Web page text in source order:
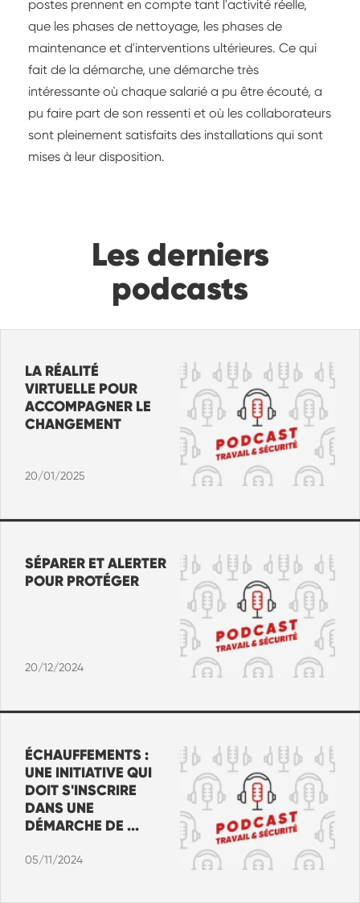
postes prennent en compte tant l'activité réelle,
que les phases de nettoyage, les phases de
maintenance et d'interventions ultérieures. Ce qui
fait de la démarche, une démarche très
intéressante où chaque salarié a pu être écouté, a
pu faire part de son ressenti et où les collaborateurs
sont pleinement satisfaits des installations qui sont
mises à leur disposition.
Les derniers
podcasts
LA RÉALITÉ
VIRTUELLE POUR
ACCOMPAGNER LE
CHANGEMENT
20/01/2025
SÉPARER ET ALERTER
POUR PROTÉGER
20/12/2024
ÉCHAUFFEMENTS :
UNE INITIATIVE QUI
DOIT S'INSCRIRE
DANS UNE
DÉMARCHE DE ...
05/11/2024